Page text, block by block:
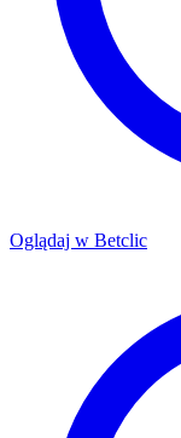
Oglądaj w Betclic